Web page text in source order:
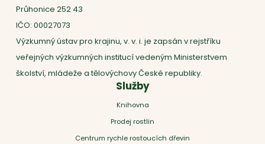
Průhonice 252 43
IČO: 00027073
Výzkumný ústav pro krajinu, v. v. i. je zapsán v rejstříku
veřejných výzkumných institucí vedeným Ministerstvem
školství, mládeže a tělovýchovy České republiky.
Služby
Knihovna
Prodej rostlin
Centrum rychle rostoucích dřevin